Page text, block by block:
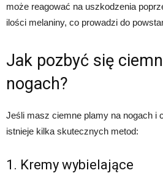
może reagować na uszkodzenia
ilości melaniny, co prowadzi do
Jak pozbyć się
nogach?
Jeśli masz ciemne plamy na nogach i
istnieje kilka skutecznych metod:
1. Kremy wybielające